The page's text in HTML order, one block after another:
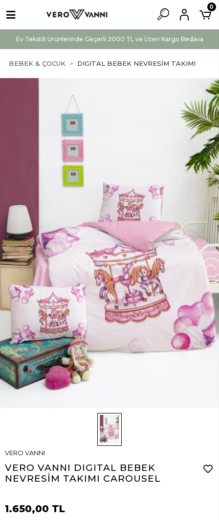
Ev Tekstili Ürünlerinde Geçerli 2000 TL ve Üzeri Kargo Bedava
0
BEBEK & ÇOCUK DIGITAL BEBEK NEVRESİM TAKIMI
VERO VANNI
VERO VANNI DIGITAL BEBEK
NEVRESİM TAKIMI CAROUSEL
1.650,00 TL